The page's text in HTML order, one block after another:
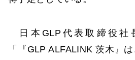
日本GLP代表取締役社
「『GLP ALFALINK 茨木』